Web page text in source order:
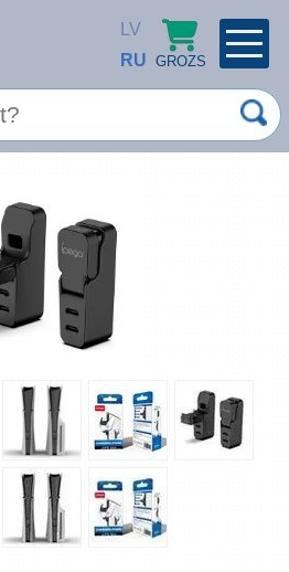
LV
RU GROZS
Aizmirsāt paroli?